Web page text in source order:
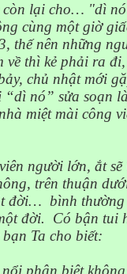
còn lại cho… "dì
cùng một giờ
thế nên những
về thì kẻ phải ra đi,
chủ nhật mới
“dì nó” sửa soạn
miệt mài công
người lớn, ắt sẽ
trên thuận
đời… bình
đời.
Có bận tui
Ta cho biết:
phân biệt không